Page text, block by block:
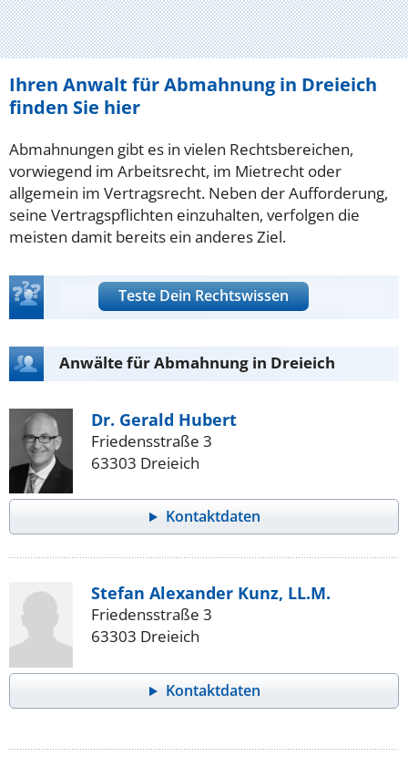
Ihren Anwalt für Abmahnung in Dreieich
finden Sie hier
Abmahnungen gibt es in vielen Rechtsbereichen,
vorwiegend im Arbeitsrecht, im Mietrecht oder
allgemein im Vertragsrecht. Neben der Aufforderung,
seine Vertragspflichten einzuhalten, verfolgen die
meisten damit bereits ein anderes Ziel.
Teste Dein Rechtswissen
Anwälte für Abmahnung in Dreieich
Dr. Gerald Hubert
Friedensstraße 3
63303 Dreieich
Kontaktdaten
Stefan Alexander Kunz, LL.M.
Friedensstraße 3
63303 Dreieich
Kontaktdaten